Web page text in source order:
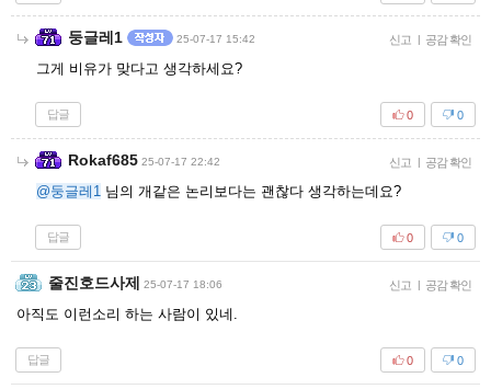
둥글레1 25-07-17 15:42 신고 | 공감 확인
그게 비유가 맞다고 생각하세요?
답글 0
0
Rokaf685 25-07-17 22:42 신고 | 공감 확인
@둥글레1 님의 개같은 논리보다는 괜찮다 생각하는데요?
답글 0
0
줄진호드사제 25-07-17 18:06 신고 | 공감 확인
아직도 이런소리 하는 사람이 있네.
답글 0
0